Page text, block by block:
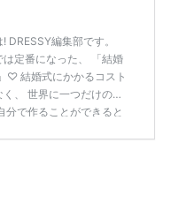
DRESSY編集部です。
定番になった、 「結婚
♡ 結婚式にかかるコスト
、 世界に一つだけのオ
分で作ることができると